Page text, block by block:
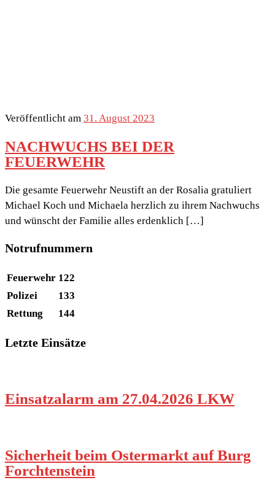
Veröffentlicht am 31. August 2023
NACHWUCHS BEI DER
FEUERWEHR
Die gesamte Feuerwehr Neustift an der Rosalia gratuliert
Michael Koch und Michaela herzlich zu ihrem Nachwuchs
und wünscht der Familie alles erdenklich […]
Notrufnummern
Feuerwehr 122
Polizei
133
Rettung
144
Letzte Einsätze
Einsatzalarm am 27.04.2026 LKW
Sicherheit beim Ostermarkt auf Burg
Forchtenstein